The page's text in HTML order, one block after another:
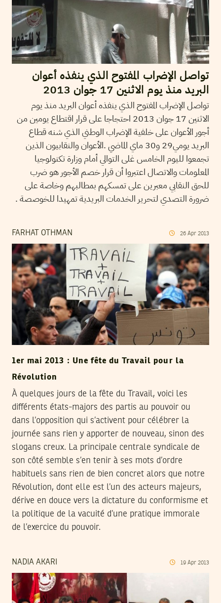
تواصل الإضراب المفتوح الذي ينفذه أعوان
البريد منذ يوم الاثنين 17 جوان 2013
تواصل الإضراب المفتوح الذي ينفذه أعوان البريد منذ يوم
الاثنين 17 جوان 2013 احتجاجا على قرار اقتطاع يومين من
أجور الأعوان على خلفية الإضراب الوطني الذي شنه قطاع
البريد يومي29 و30 ماي الماضي .الأعوان والنقابيون الذين
تجمعوا لليوم الخامس غلى التوالي أمام وزارة تكنولوجيا
المعلومات والاتصال اعتبروا أن قرار خصم الأجور هو ضرب
للحق النقابي معبرين على تمسكهم بمطالبهم وخاصة على
ضرورة التصدي لتحرير الخدمات البريدية تمهيدا للخوصصة .
FARHAT OTHMAN 26 Apr 2013
1er mai 2013 : Une fête du Travail pour la
Révolution
À quelques jours de la fête du Travail, voici les
différents états-majors des partis au pouvoir ou
dans l’opposition qui s’activent pour célébrer la
journée sans rien y apporter de nouveau, sinon des
slogans creux. La principale centrale syndicale de
son côté semble s’en tenir à ses mots d’ordre
habituels sans rien de bien concret alors que notre
Révolution, dont elle est l’un des acteurs majeurs,
dérive en douce vers la dictature du conformisme et
la politique de la vacuité d’une pratique immorale
de l’exercice du pouvoir.
NADIA AKARI 19 Apr 2013